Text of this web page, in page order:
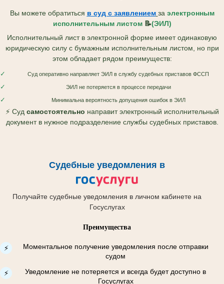
Вы можете обратиться в суд с заявлением за электронным
исполнительным листом 📝(ЭИЛ)
Исполнительный лист в электронной форме имеет одинаковую
юридическую силу с бумажным исполнительным листом, но при
этом обладает рядом преимуществ:
✓ Суд оперативно направляет ЭИЛ в службу судебных приставов ФССП
✓ ЭИЛ не потеряется в процессе передачи
✓ Минимальна вероятность допущения ошибок в ЭИЛ
⚡ Суд самостоятельно направит электронный исполнительный
документ в нужное подразделение службы судебных приставов.
Судебные уведомления в
Получайте судебные уведомления в личном кабинете на
Госуслугах
Преимущества
⚡
Моментальное получение уведомления после отправки
судом
⚡
Уведомление не потеряется и всегда будет доступно в
Госуслугах